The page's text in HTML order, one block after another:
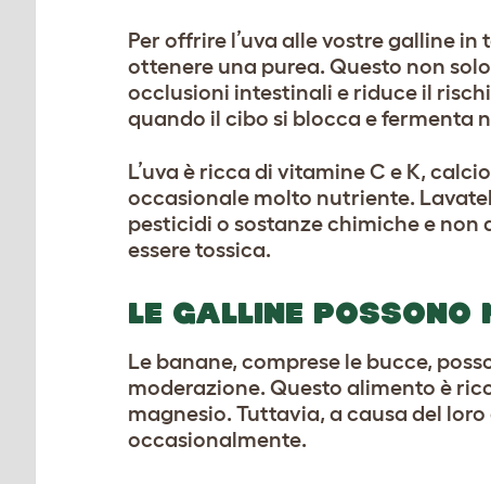
Per offrire l’uva alle vostre galline
ottenere una purea. Questo non
occlusioni intestinali e riduce il
quando il cibo si blocca e fermenta
L’uva è ricca di vitamine C e K,
occasionale molto nutriente.
pesticidi o sostanze chimiche e
essere tossica.
LE GALLINE
Le banane, comprese le bucce,
moderazione. Questo alimento è
magnesio. Tuttavia, a causa del
occasionalmente.